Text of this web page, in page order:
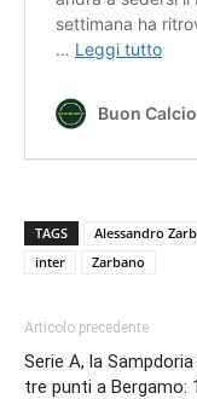
TAGS Alessandro
inter
Zarbano
Articolo precedente
Serie A, la
tre punti a Bergamo: